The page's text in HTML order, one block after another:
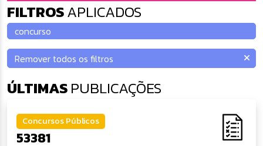
FILTROSAPLICADOS
ÚLTIMASPUBLICAÇÕES
Concursos Públicos
53381